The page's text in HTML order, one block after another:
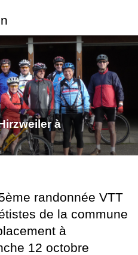
à
randonnée VTT
de la commune
à
12 octobre